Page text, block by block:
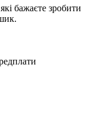
бажаєте зробити